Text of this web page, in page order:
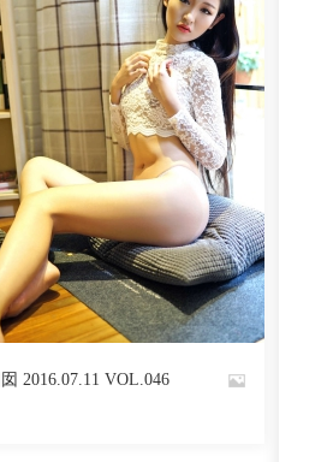
824 阅读 0 回复
2016.07.11 VOL.046